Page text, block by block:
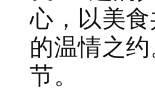
心，以美
的温情之
节。